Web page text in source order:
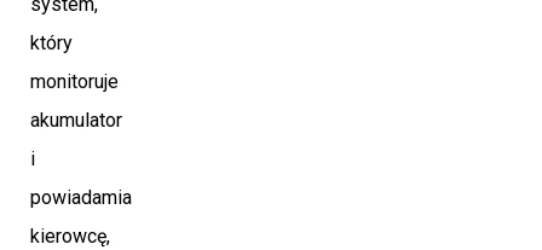
który
monitoruje
akumulator
i
powiadamia
kierowcę,